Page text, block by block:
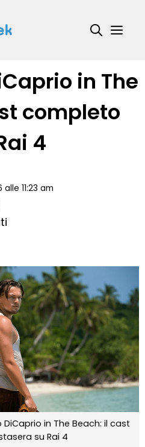
in The
completo
4
11:23 am
in The Beach: il cast
su Rai 4